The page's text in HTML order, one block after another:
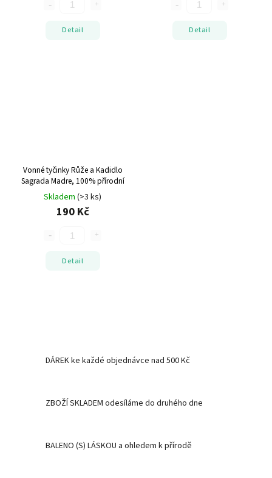
Detail Detail
Vonné tyčinky Růže a Kadidlo
Sagrada Madre, 100% přírodní
Skladem (>3 ks)
190 Kč
Detail
DÁREK ke každé objednávce nad 500 Kč
ZBOŽÍ SKLADEM odesíláme do druhého dne
BALENO (S) LÁSKOU a ohledem k přírodě